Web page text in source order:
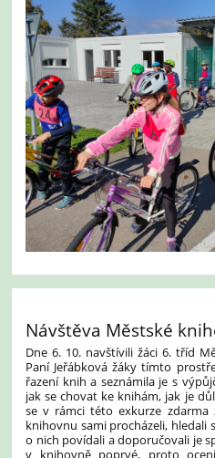
Návštěva Městské
Dne 6. 10. navštívili žáci 6. tříd
Paní Jeřábková žáky tímto
řazení knih a seznámila je s
jak se chovat ke knihám, jak je
se v rámci této exkurze zdarma
knihovnu sami procházeli, hledali
o nich povídali a doporučovali je
v knihovně poprvé, proto